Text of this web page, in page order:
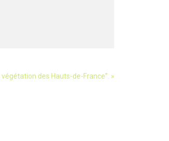
des Hauts-de-France”. »